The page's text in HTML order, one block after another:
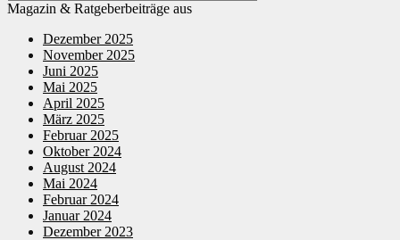
Magazin & Ratgeberbeiträge aus
Dezember 2025
November 2025
Juni 2025
Mai 2025
April 2025
März 2025
Februar 2025
Oktober 2024
August 2024
Mai 2024
Februar 2024
Januar 2024
Dezember 2023